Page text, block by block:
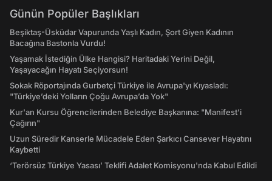
Günün Popüler Başlıkları
Beşiktaş-Üsküdar Vapurunda Yaşlı Kadın, Şort Giyen Kadının
Bacağına Bastonla Vurdu!
Yaşamak İstediğin Ülke Hangisi? Haritadaki Yerini Değil,
Yaşayacağın Hayatı Seçiyorsun!
Sokak Röportajında Gurbetçi Türkiye ile Avrupa'yı Kıyasladı:
"Türkiye’deki Yolların Çoğu Avrupa’da Yok"
Kur'an Kursu Öğrencilerinden Belediye Başkanına: "Manifest’i
Çağırın"
Uzun Süredir Kanserle Mücadele Eden Şarkıcı Cansever Hayatını
Kaybetti
‘Terörsüz Türkiye Yasası’ Teklifi Adalet Komisyonu'nda Kabul Edildi